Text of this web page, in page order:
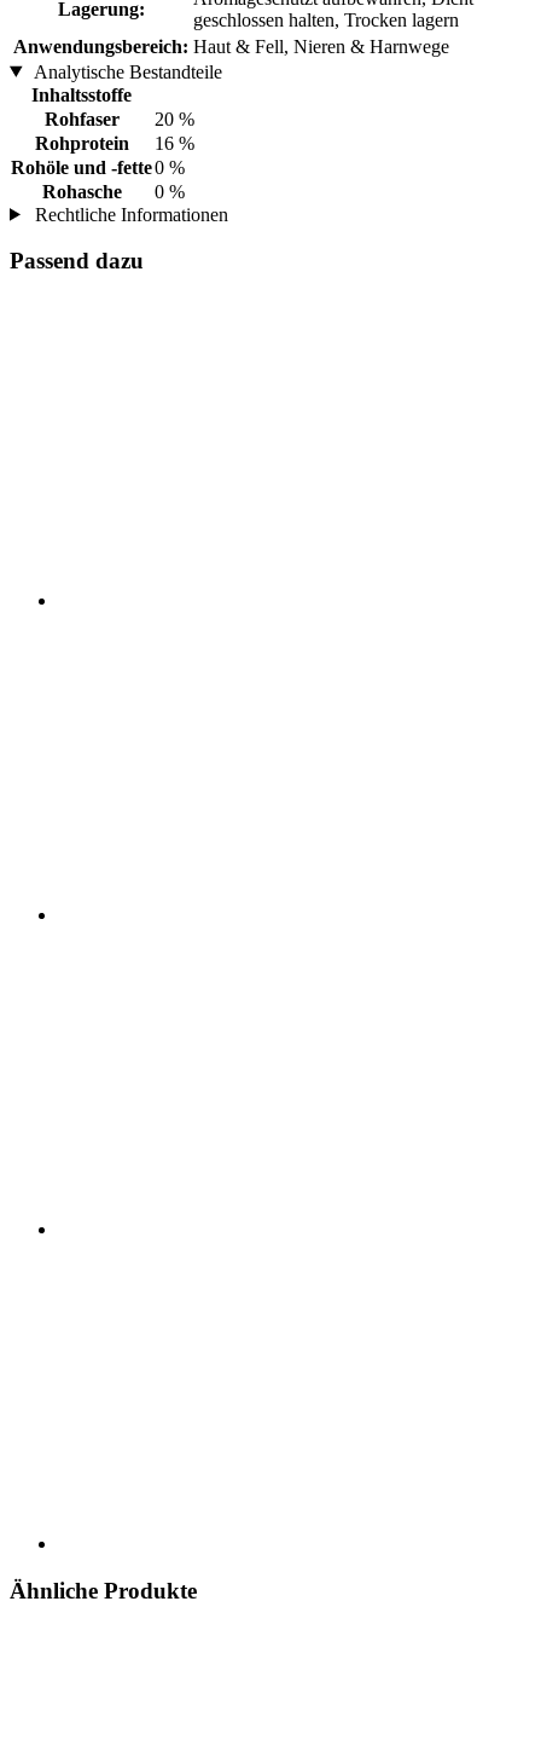
Lagerung:
geschlossen halten, Trocken lagern
Anwendungsbereich: Haut & Fell, Nieren & Harnwege
Analytische Bestandteile
Inhaltsstoffe
Rohfaser
20 %
Rohprotein
16 %
Rohöle und -fette0 %
Rohasche
0 %
Rechtliche Informationen
Passend dazu
Ähnliche Produkte